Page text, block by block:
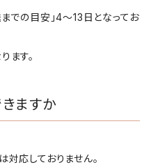
での目安」4〜13日となってお
ます。
ますか
対応しておりません。